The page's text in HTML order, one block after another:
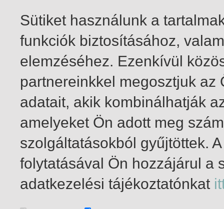
1-1 / összesen 1 találat
Sütiket használunk a
funkciók biztosításához,
elemzéséhez. Ezenkívül
partnereinkkel megosztjuk
adatait, akik kombinálhatják
amelyeket Ön adott meg
szolgáltatásokból gyűjtöttek.
folytatásával Ön hozzájárul a
adatkezelési tájékoztatónkat